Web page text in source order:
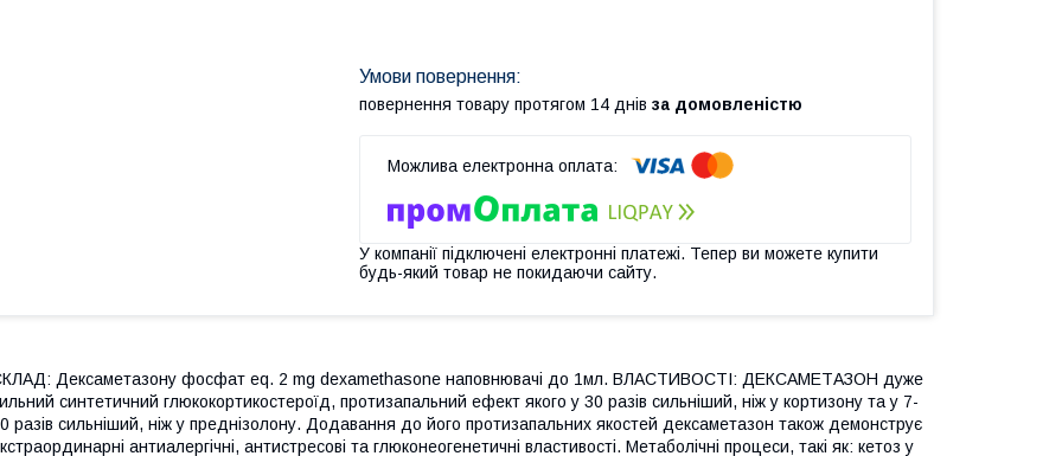
повернення товару протягом 14 днів за домовленістю
У компанії підключені електронні платежі. Тепер ви можете купити
будь-який товар не покидаючи сайту.
Дексаметазону фосфат eq. 2 mg dexamethasone наповнювачі до 1мл. ВЛАСТИВОСТІ: ДЕКСАМЕТАЗОН дуже
синтетичний глюкокортикостероїд, протизапальний ефект якого у 30 разів сильніший, ніж у кортизону та у 7-
разів сильніший, ніж у преднізолону. Додавання до його протизапальних якостей дексаметазон також демонструє
антиалергічні, антистресові та глюконеогенетичні властивості. Метаболічні процеси, такі як: кетоз у